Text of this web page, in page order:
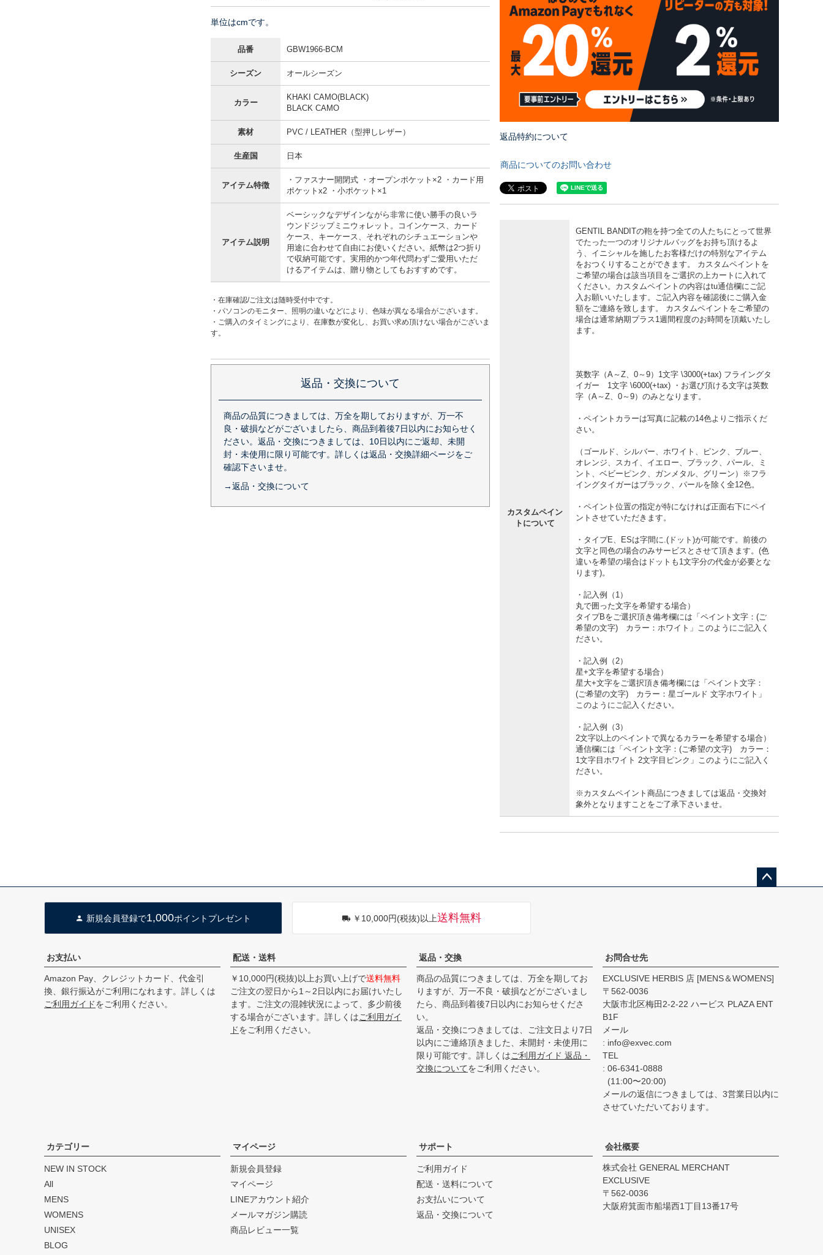
単位はcmです。
品番 GBW1966-BCM
シーズン オールシーズン
カラー
KHAKI CAMO(BLACK)
BLACK CAMO
素材 PVC / LEATHER（型押しレザー）
生産国 日本
アイテム特徴
・ファスナー開閉式 ・オープンポケット×2 ・カード用
ポケットx2 ・小ポケット×1
アイテム説明
ベーシックなデザインながら非常に使い勝手の良いラ
ウンドジップミニウォレット。コインケース、カード
ケース、キーケース、それぞれのシチュエーションや
用途に合わせて自由にお使いください。紙幣は2つ折り
で収納可能です。実用的かつ年代問わずご愛用いただ
けるアイテムは、贈り物としてもおすすめです。
・在庫確認/ご注文は随時受付中です。
・パソコンのモニター、照明の違いなどにより、色味が異なる場合がございます。
・ご購入のタイミングにより、在庫数が変化し、お買い求め頂けない場合がございま
す。
返品・交換について
商品の品質につきましては、万全を期しておりますが、万一不
良・破損などがございましたら、商品到着後7日以内にお知らせく
ださい。返品・交換につきましては、10日以内にご返却、未開
封・未使用に限り可能です。詳しくは返品・交換詳細ページをご
確認下さいませ。
→返品・交換について
返品特約について
商品についてのお問い合わせ
カスタムペイン
トについて
GENTIL BANDITの鞄を持つ全ての人たちにとって世界
でたった一つのオリジナルバッグをお持ち頂けるよ
う、イニシャルを施したお客様だけの特別なアイテム
をおつくりすることができます。 カスタムペイントを
ご希望の場合は該当項目をご選択の上カートに入れて
ください。カスタムペイントの内容はtu通信欄にご記
入お願いいたします。ご記入内容を確認後にご購入金
額をご連絡を致します。 カスタムペイントをご希望の
場合は通常納期プラス1週間程度のお時間を頂戴いたし
ます。
英数字（A～Z、0～9）1文字 \3000(+tax) フライングタ
イガー 1文字 \6000(+tax) ・お選び頂ける文字は英数
字（A～Z、0～9）のみとなります。
・ペイントカラーは写真に記載の14色よりご指示くだ
さい。
（ゴールド、シルバー、ホワイト、ピンク、ブルー、
オレンジ、スカイ、イエロー、ブラック、パール、ミ
ント、ベビーピンク、ガンメタル、グリーン）※フラ
イングタイガーはブラック、パールを除く全12色。
・ペイント位置の指定が特になければ正面右下にペイ
ントさせていただきます。
・タイプE、ESは字間に.(ドット)が可能です。前後の
文字と同色の場合のみサービスとさせて頂きます。(色
違いを希望の場合はドットも1文字分の代金が必要とな
ります)。
・記入例（1）
丸で囲った文字を希望する場合）
タイプBをご選択頂き備考欄には「ペイント文字：(ご
希望の文字) カラー：ホワイト」このようにご記入く
ださい。
・記入例（2）
星+文字を希望する場合）
星大+文字をご選択頂き備考欄には「ペイント文字：
(ご希望の文字) カラー：星ゴールド 文字ホワイト」
このようにご記入ください。
・記入例（3）
2文字以上のペイントで異なるカラーを希望する場合）
通信欄には「ペイント文字：(ご希望の文字) カラー：
1文字目ホワイト 2文字目ピンク」このようにご記入く
ださい。
※カスタムペイント商品につきましては返品・交換対
象外となりますことをご了承下さいませ。
新規会員登録で1,000ポイントプレゼント ￥10,000円(税抜)以上送料無料
お支払い
Amazon Pay、クレジットカード、代金引
換、銀行振込がご利用になれます。詳しくは
ご利用ガイドをご利用ください。
配送・送料
￥10,000円(税抜)以上お買い上げで送料無料
ご注文の翌日から1～2日以内にお届けいたし
ます。ご注文の混雑状況によって、多少前後
する場合がございます。詳しくはご利用ガイ
ドをご利用ください。
返品・交換
商品の品質につきましては、万全を期してお
りますが、万一不良・破損などがございまし
たら、商品到着後7日以内にお知らせくださ
い。
返品・交換につきましては、ご注文日より7日
以内にご連絡頂きました、未開封・未使用に
限り可能です。詳しくはご利用ガイド 返品・
交換についてをご利用ください。
お問合せ先
EXCLUSIVE HERBIS 店 [MENS＆WOMENS]
562-0036
大阪市北区梅田2-2-22 ハービス PLAZA ENT
B1F
メール
info@exvec.com
TEL
06-6341-0888
(11:00〜20:00)
メールの返信につきましては、3営業日以内に
させていただいております。
カテゴリー
NEW IN STOCK
All
MENS
WOMENS
UNISEX
BLOG
マイページ
新規会員登録
マイページ
LINEアカウント紹介
メールマガジン購読
商品レビュー一覧
サポート
ご利用ガイド
配送・送料について
お支払いについて
返品・交換について
会社概要
株式会社 GENERAL MERCHANT
EXCLUSIVE
562-0036
大阪府箕面市船場西1丁目13番17号